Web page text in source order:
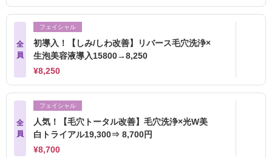
全
員
フェイシャル
初導入！【しみ/しわ改善】リバース毛穴洗浄×
生泡美容液導入15800→8,250
¥8,250
全
員
フェイシャル
人気！【毛穴トータル改善】毛穴洗浄×光W美
白トライアル19,300⇒ 8,700円
¥8,700